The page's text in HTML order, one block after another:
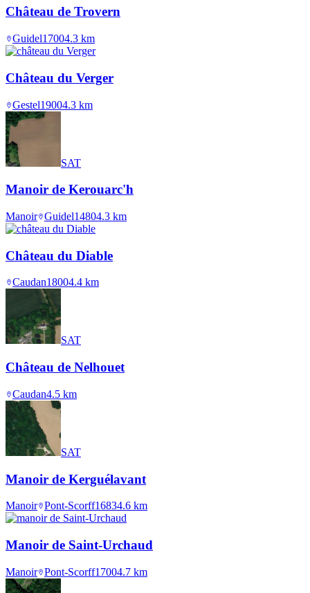
Château de Trovern
Guidel17004.3 km
Château du Verger
Gestel19004.3 km
SAT
Manoir de Kerouarc'h
Manoir Guidel14804.3 km
Château du Diable
Caudan18004.4 km
SAT
Château de Nelhouet
Caudan4.5 km
SAT
Manoir de Kerguélavant
Manoir Pont-Scorff16834.6 km
Manoir de Saint-Urchaud
Manoir Pont-Scorff17004.7 km